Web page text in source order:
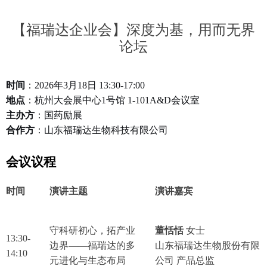
【福瑞达企业会】深度为基，用而无界
论坛
时间 ：2026年3月18日 13:30-17:00
地点 ：杭州大会展中心1号馆 1-101A&D会议室
主办方 ：国药励展
合作方 ：山东福瑞达生物科技有限公司
会议议程
时间 演讲主题 演讲嘉宾
13:30-
14:10
守科研初心，拓产业
边界——福瑞达的多
元进化与生态布局
董恬恬女士
山东福瑞达生物股份有限
公司 产品总监